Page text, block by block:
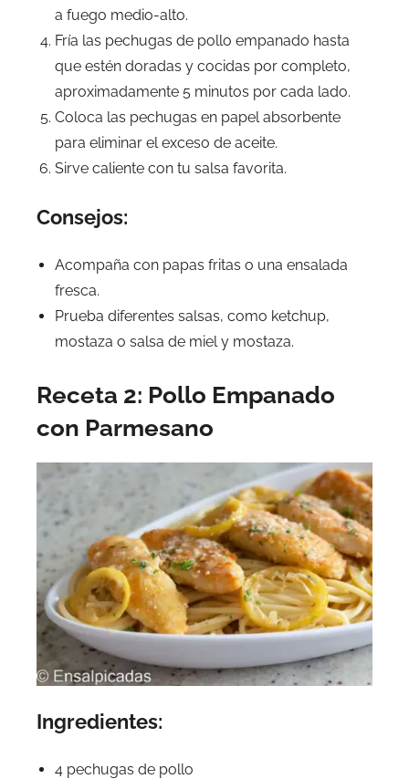
a fuego medio-alto.
Fría las pechugas de pollo empanado hasta
que estén doradas y cocidas por completo,
aproximadamente 5 minutos por cada lado.
Coloca las pechugas en papel absorbente
para eliminar el exceso de aceite.
Sirve caliente con tu salsa favorita.
Consejos:
Acompaña con papas fritas o una ensalada
fresca.
Prueba diferentes salsas, como ketchup,
mostaza o salsa de miel y mostaza.
Receta 2: Pollo Empanado
con Parmesano
Ingredientes:
4 pechugas de pollo